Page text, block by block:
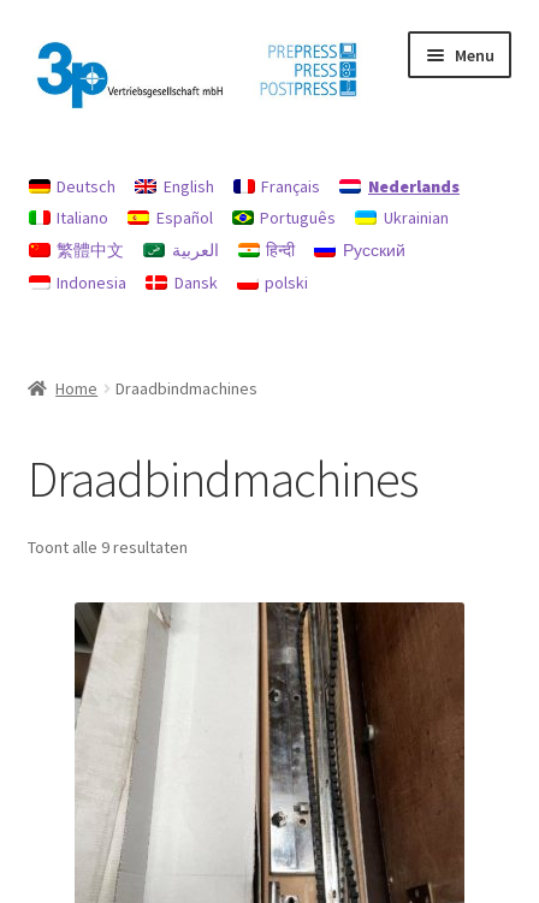
Ga
door
naar
navigatie
Ga
naar
de
inhoud
Menu
afdruk
Gebruikte machines
Zoekopdracht
Deutsch English Français
Nederlands
Italiano
Español Português
Ukrainian
繁體中文
العربية हिन्दी
Русский
Indonesia
Dansk polski
Home Draadbindmachines
Draadbindmachines
Toont alle 9 resultaten